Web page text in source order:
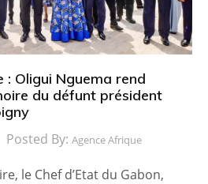
: Oligui Nguema rend
du défunt président
Posted By: Agence Afrique
le Chef d’Etat du Gabon,